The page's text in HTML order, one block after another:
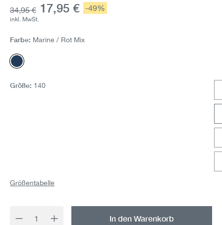
Grundpreis:
34,95 € Aktueller Preis:
17,95 € Rabatt:
-49%
inkl. MwSt.
Farbe: Marine / Rot Mix
Marine / Rot Mix
Größe: 140
Größentabelle
Produkt Anzahl: Gib den gewünschten
In den Warenkorb